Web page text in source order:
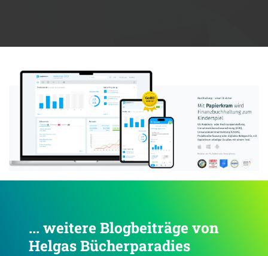
... weitere Blogbeiträge von
Helgas Bücherparadies